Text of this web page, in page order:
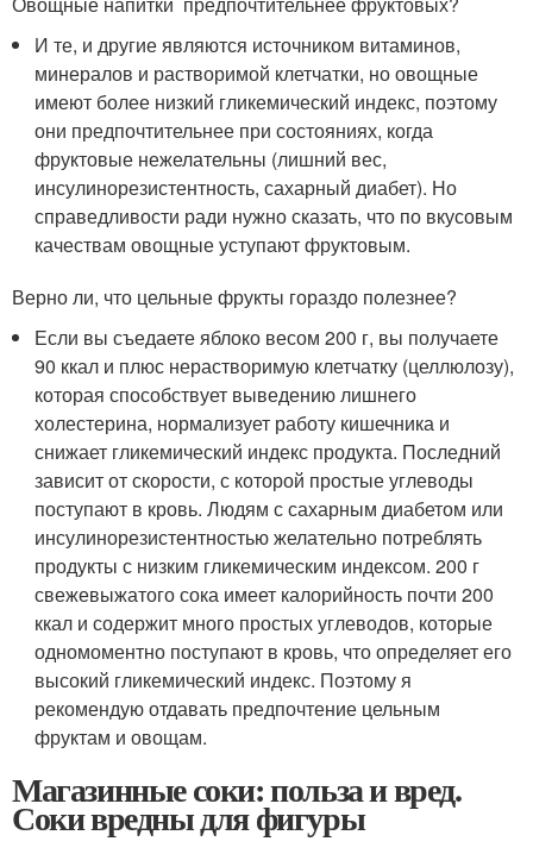
И те, и другие являются источником витаминов,
минералов и растворимой клетчатки, но овощные
имеют более низкий гликемический индекс, поэтому
они предпочтительнее при состояниях, когда
фруктовые нежелательны (лишний вес,
инсулинорезистентность, сахарный диабет). Но
справедливости ради нужно сказать, что по вкусовым
качествам овощные уступают фруктовым.
Верно ли, что цельные фрукты гораздо полезнее?
Если вы съедаете яблоко весом 200 г, вы получаете
90 ккал и плюс нерастворимую клетчатку (целлюлозу),
которая способствует выведению лишнего
холестерина, нормализует работу кишечника и
снижает гликемический индекс продукта. Последний
зависит от скорости, с которой простые углеводы
поступают в кровь. Людям с сахарным диабетом или
инсулинорезистентностью желательно потреблять
продукты с низким гликемическим индексом. 200 г
свежевыжатого сока имеет калорийность почти 200
ккал и содержит много простых углеводов, которые
одномоментно поступают в кровь, что определяет его
высокий гликемический индекс. Поэтому я
рекомендую отдавать предпочтение цельным
фруктам и овощам.
Магазинные соки: польза и вред.
Соки вредны для фигуры